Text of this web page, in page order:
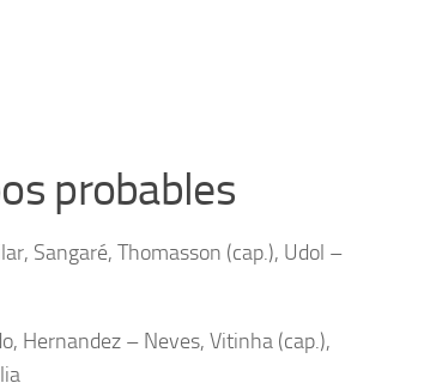
probables
Sangaré, Thomasson (cap.), Udol –
Hernandez – Neves, Vitinha (cap.),